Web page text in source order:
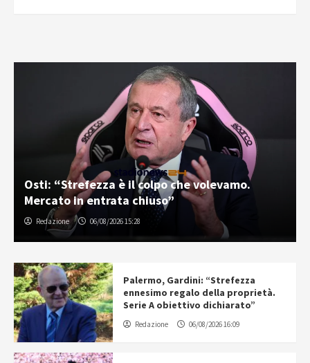
Osti: “Strefezza è il colpo che volevamo.
Mercato in entrata chiuso”
Redazione 06/08/2026 15:28
Palermo, Gardini: “Strefezza
ennesimo regalo della proprietà.
Serie A obiettivo dichiarato”
Redazione 06/08/2026 16:09